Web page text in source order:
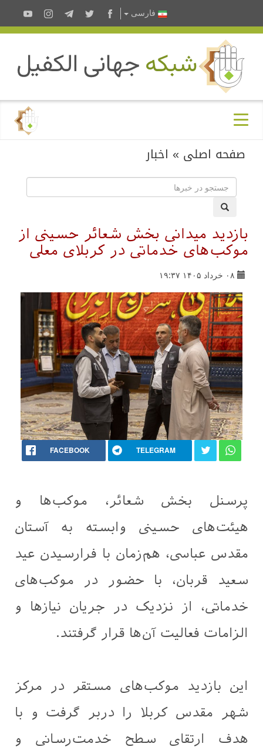
فارسى
صفحه اصلی » اخبار
بازدید میدانی بخش شعائر حسینی از
موکب‌های خدماتی در کربلای معلی
۰۸ خرداد ۱۴۰۵ ۱۹:۳۷
FACEBOOK TELEGRAM
پرسنل بخش شعائر، موکب‌ها و
هیئت‌های حسینی وابسته به آستان
مقدس عباسی، هم‌زمان با فرارسیدن عید
سعید قربان، با حضور در موکب‌های
خدماتی، از نزدیک در جریان نیازها و
الزامات فعالیت آن‌ها قرار گرفتند.
این بازدید موکب‌های مستقر در مرکز
شهر مقدس کربلا را دربر گرفت و با
هدف ارتقای سطح خدمت‌رسانی و